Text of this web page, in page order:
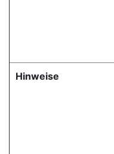
Hinweise